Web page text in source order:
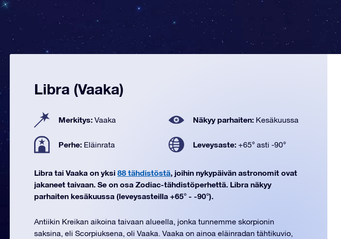
Libra (Vaaka)
Merkitys: Vaaka Näkyy parhaiten: Kesäkuussa
Perhe: Eläinrata Leveysaste: +65° asti -90°
Libra tai Vaaka on yksi 88 tähdistöstä, joihin nykypäivän astronomit ovat
jakaneet taivaan. Se on osa Zodiac-tähdistöperhettä. Libra näkyy
parhaiten kesäkuussa (leveysasteilla +65° - -90°).
Antiikin Kreikan aikoina taivaan alueella, jonka tunnemme skorpionin
saksina, eli Scorpiuksena, oli Vaaka. Vaaka on ainoa eläinradan tähtikuvio,